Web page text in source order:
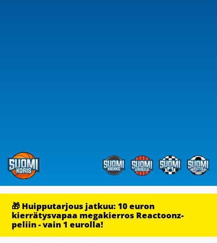
🎁 Huipputarjous jatkuu: 10 euron
kierrätysvapaa megakierros Reactoonz-
peliin - vain 1 eurolla!